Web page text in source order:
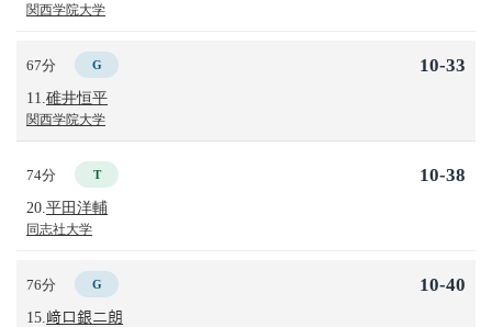
関西学院大学
67分 G
11. 碓井恒平
関西学院大学
10-33
74分 T
20. 平田洋輔
同志社大学
10-38
76分 G
15. 﨑口銀二朗
10-40